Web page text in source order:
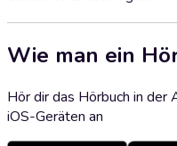
Wie man ein
Hör dir das Hörbuch in
iOS-Geräten an